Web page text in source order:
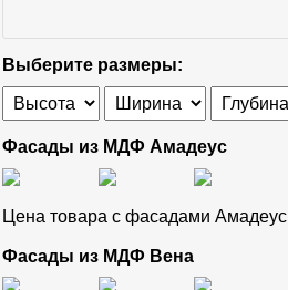
Выберите размеры:
Фасады из МДФ Амадеус
Цена товара с фасадами Амадеус
Фасады из МДФ Вена